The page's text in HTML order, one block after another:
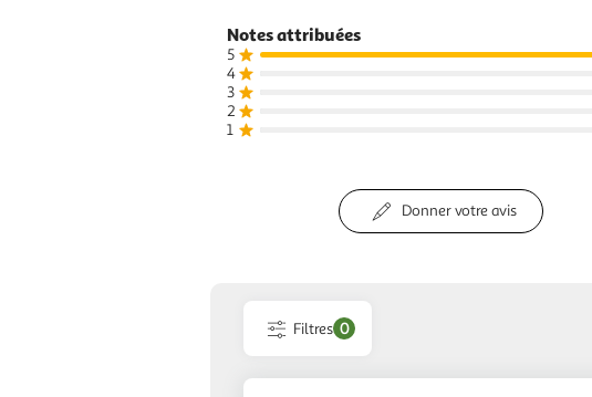
Notes attribuées
5
4
3
2
1
Donner votre avis
Filtres 0